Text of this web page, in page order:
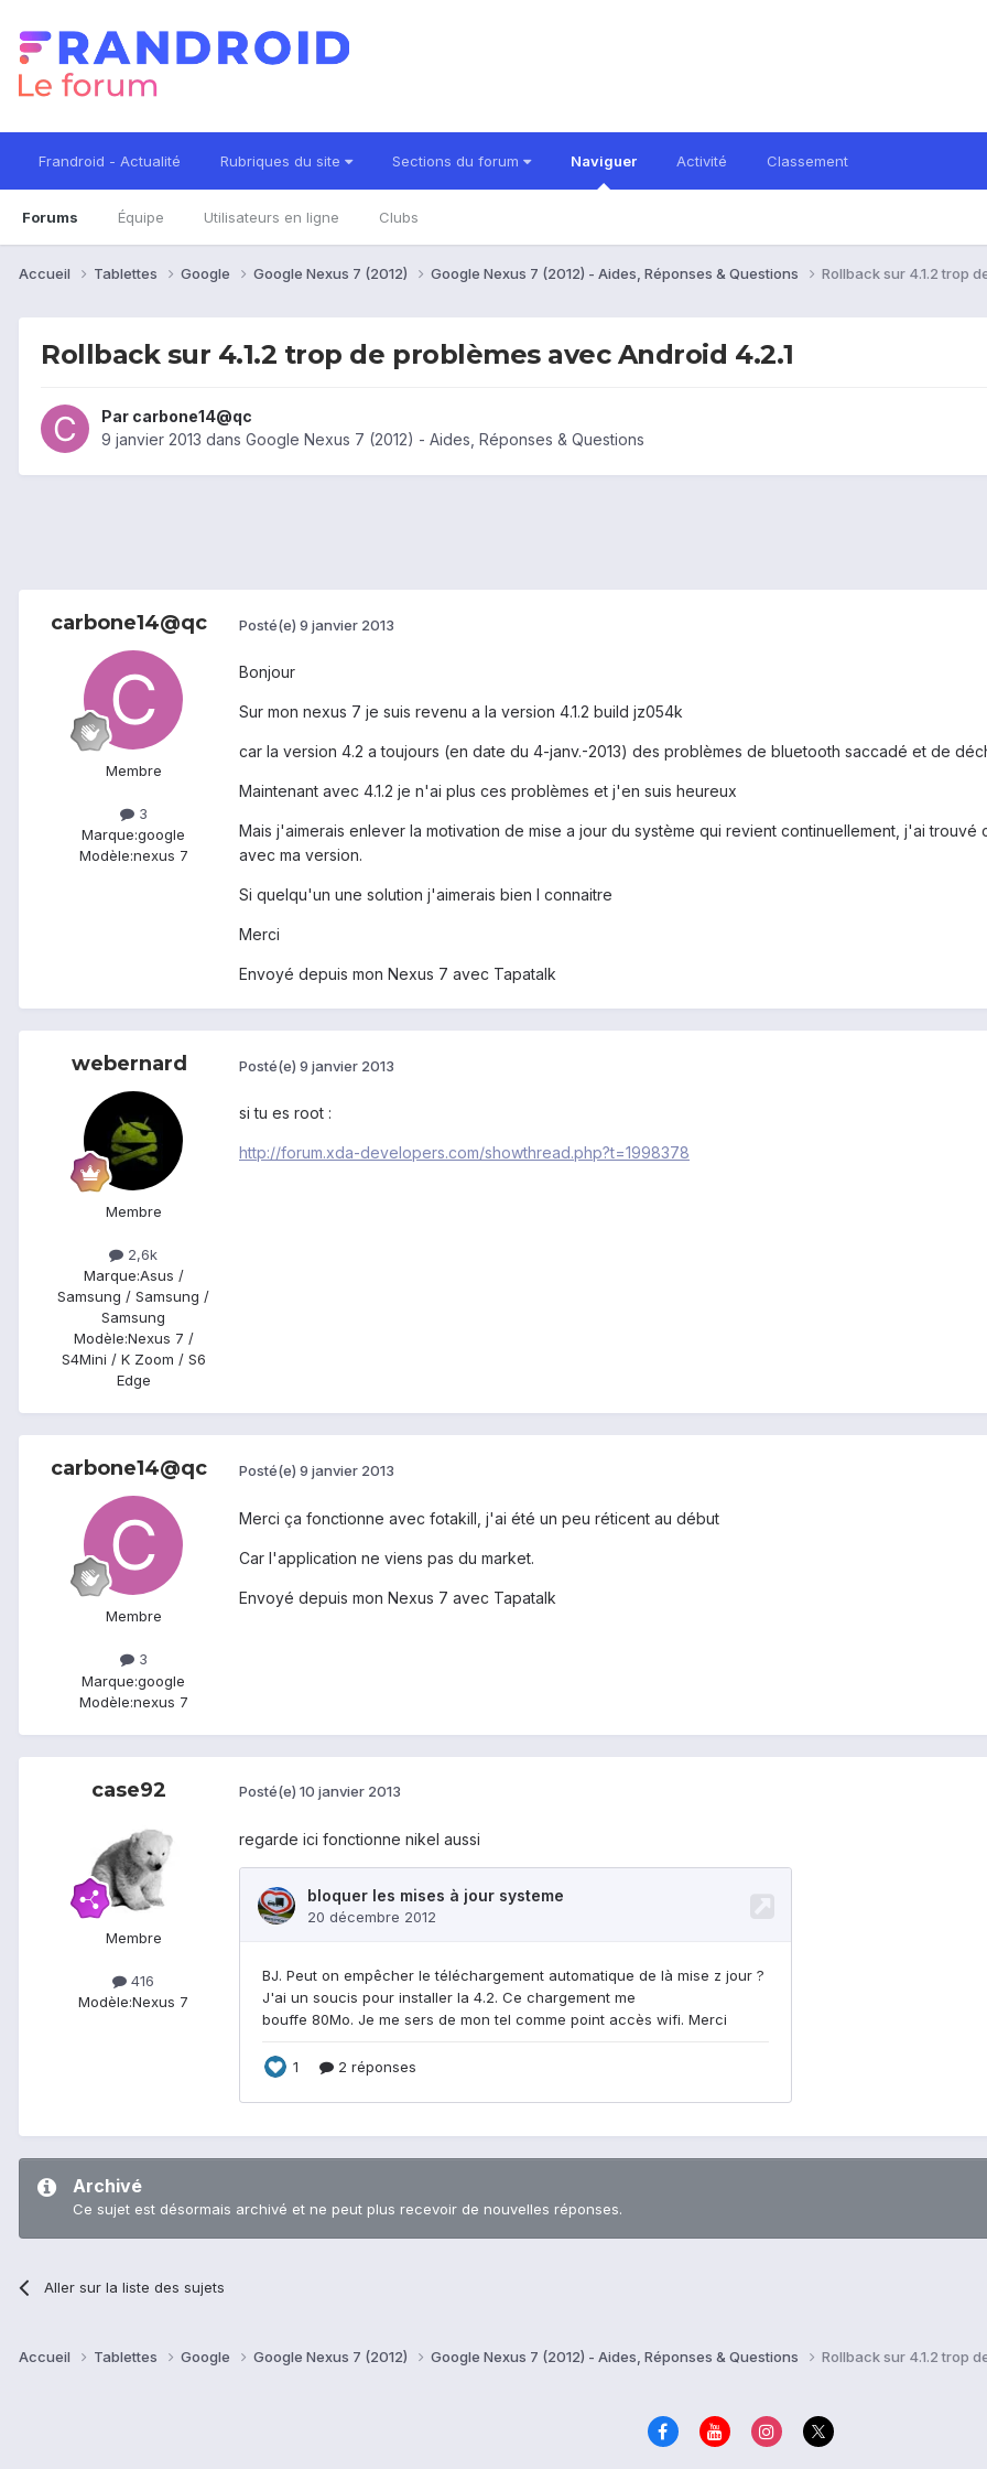
Frandroid - Actualité Rubriques du site Sections du forum Naviguer
Forums Équipe Utilisateurs en ligne Clubs
Activité Classement
Accueil Tablettes Google Google Nexus 7 (2012) Google Nexus 7 (2012) - Aides, Réponses & Questions Rollback sur 4.1.2 trop
Rollback sur 4.1.2 trop de problèmes avec Android 4.2.1
Par carbone14@qc
9 janvier 2013 dans Google Nexus 7 (2012) - Aides, Réponses & Questions
carbone14@qc
Membre
3
Marque:google
Modèle:nexus 7
Posté(e) 9 janvier 2013
Bonjour
Sur mon nexus 7 je suis revenu a la version 4.1.2 build jz054k
car la version 4.2 a toujours (en date du 4-janv.-2013) des problèmes de bluetooth saccadé et de
Maintenant avec 4.1.2 je n'ai plus ces problèmes et j'en suis heureux
Mais j'aimerais enlever la motivation de mise a jour du système qui revient continuellement, j'ai
avec ma version.
Si quelqu'un une solution j'aimerais bien l connaitre
Merci
Envoyé depuis mon Nexus 7 avec Tapatalk
webernard
Membre
2,6k
Marque:Asus /
Samsung / Samsung /
Samsung
Modèle:Nexus 7 /
S4Mini / K Zoom / S6
Edge
Posté(e) 9 janvier 2013
si tu es root :
http://forum.xda-developers.com/showthread.php?t=1998378
carbone14@qc
Membre
3
Marque:google
Modèle:nexus 7
Posté(e) 9 janvier 2013
Merci ça fonctionne avec fotakill, j'ai été un peu réticent au début
Car l'application ne viens pas du market.
Envoyé depuis mon Nexus 7 avec Tapatalk
case92
Membre
416
Modèle:Nexus 7
Posté(e) 10 janvier 2013
regarde ici fonctionne nikel aussi
Archivé
Ce sujet est désormais archivé et ne peut plus recevoir de nouvelles réponses.
Aller sur la liste des sujets
Accueil Tablettes Google Google Nexus 7 (2012) Google Nexus 7 (2012) - Aides, Réponses & Questions Rollback sur 4.1.2 trop